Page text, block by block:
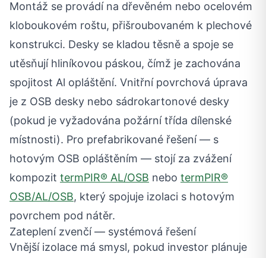
Montáž se provádí na dřevěném nebo ocelovém
kloboukovém roštu, přišroubovaném k plechové
konstrukci. Desky se kladou těsně a spoje se
utěsňují hliníkovou páskou, čímž je zachována
spojitost Al opláštění. Vnitřní povrchová úprava
je z OSB desky nebo sádrokartonové desky
(pokud je vyžadována požární třída dílenské
místnosti). Pro prefabrikované řešení — s
hotovým OSB opláštěním — stojí za zvážení
kompozit termPIR® AL/OSB nebo termPIR®
OSB/AL/OSB, který spojuje izolaci s hotovým
povrchem pod nátěr.
Zateplení zvenčí — systémová řešení
Vnější izolace má smysl, pokud investor plánuje